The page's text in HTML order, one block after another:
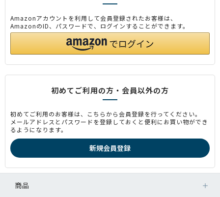
Amazonアカウントを利用して会員登録されたお客様は、
AmazonのID、パスワードで、ログインすることができます。
初めてご利用の方・会員以外の方
初めてご利用のお客様は、こちらから会員登録を行ってください。
メールアドレスとパスワードを登録しておくと便利にお買い物ができ
るようになります。
商品